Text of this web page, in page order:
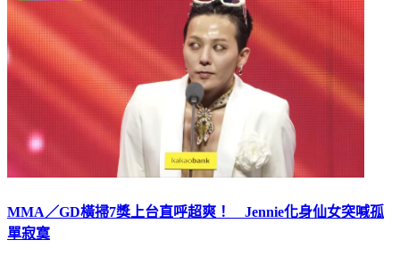
MMA／GD橫掃7獎上台直呼超爽！ Jennie化身仙女突喊孤
單寂寞